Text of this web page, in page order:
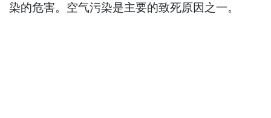
染的危害。空气污染是主要的致死原因之一。